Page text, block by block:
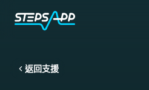
返回支援